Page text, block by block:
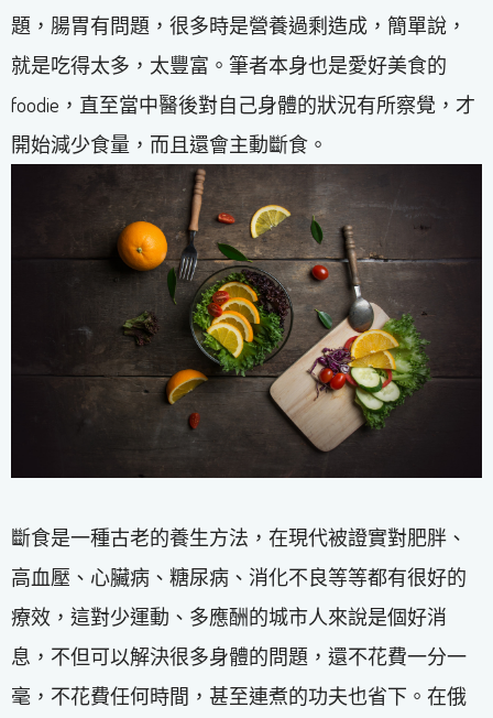
題，腸胃有問題，很多時是營養過剩造成，簡單說，
就是吃得太多，太豐富。筆者本身也是愛好美食的
foodie，直至當中醫後對自己身體的狀況有所察覺，才
開始減少食量，而且還會主動斷食。
斷食是一種古老的養生方法，在現代被證實對肥胖、
高血壓、心臟病、糖尿病、消化不良等等都有很好的
療效，這對少運動、多應酬的城市人來說是個好消
息，不但可以解決很多身體的問題，還不花費一分一
毫，不花費任何時間，甚至連煮的功夫也省下。在俄